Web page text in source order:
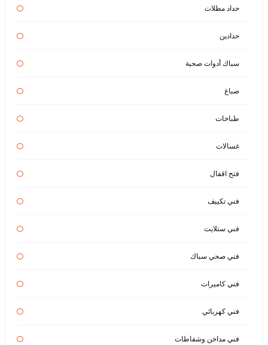
حداد مظلات
حدادين
سباك أدوات صحية
صباغ
طباخات
غسالات
فتح اقفال
فني تكييف
فني ستلايت
فني صحي سباك
فني كاميرات
فني كهربائي
فني مداخن وشفاطات